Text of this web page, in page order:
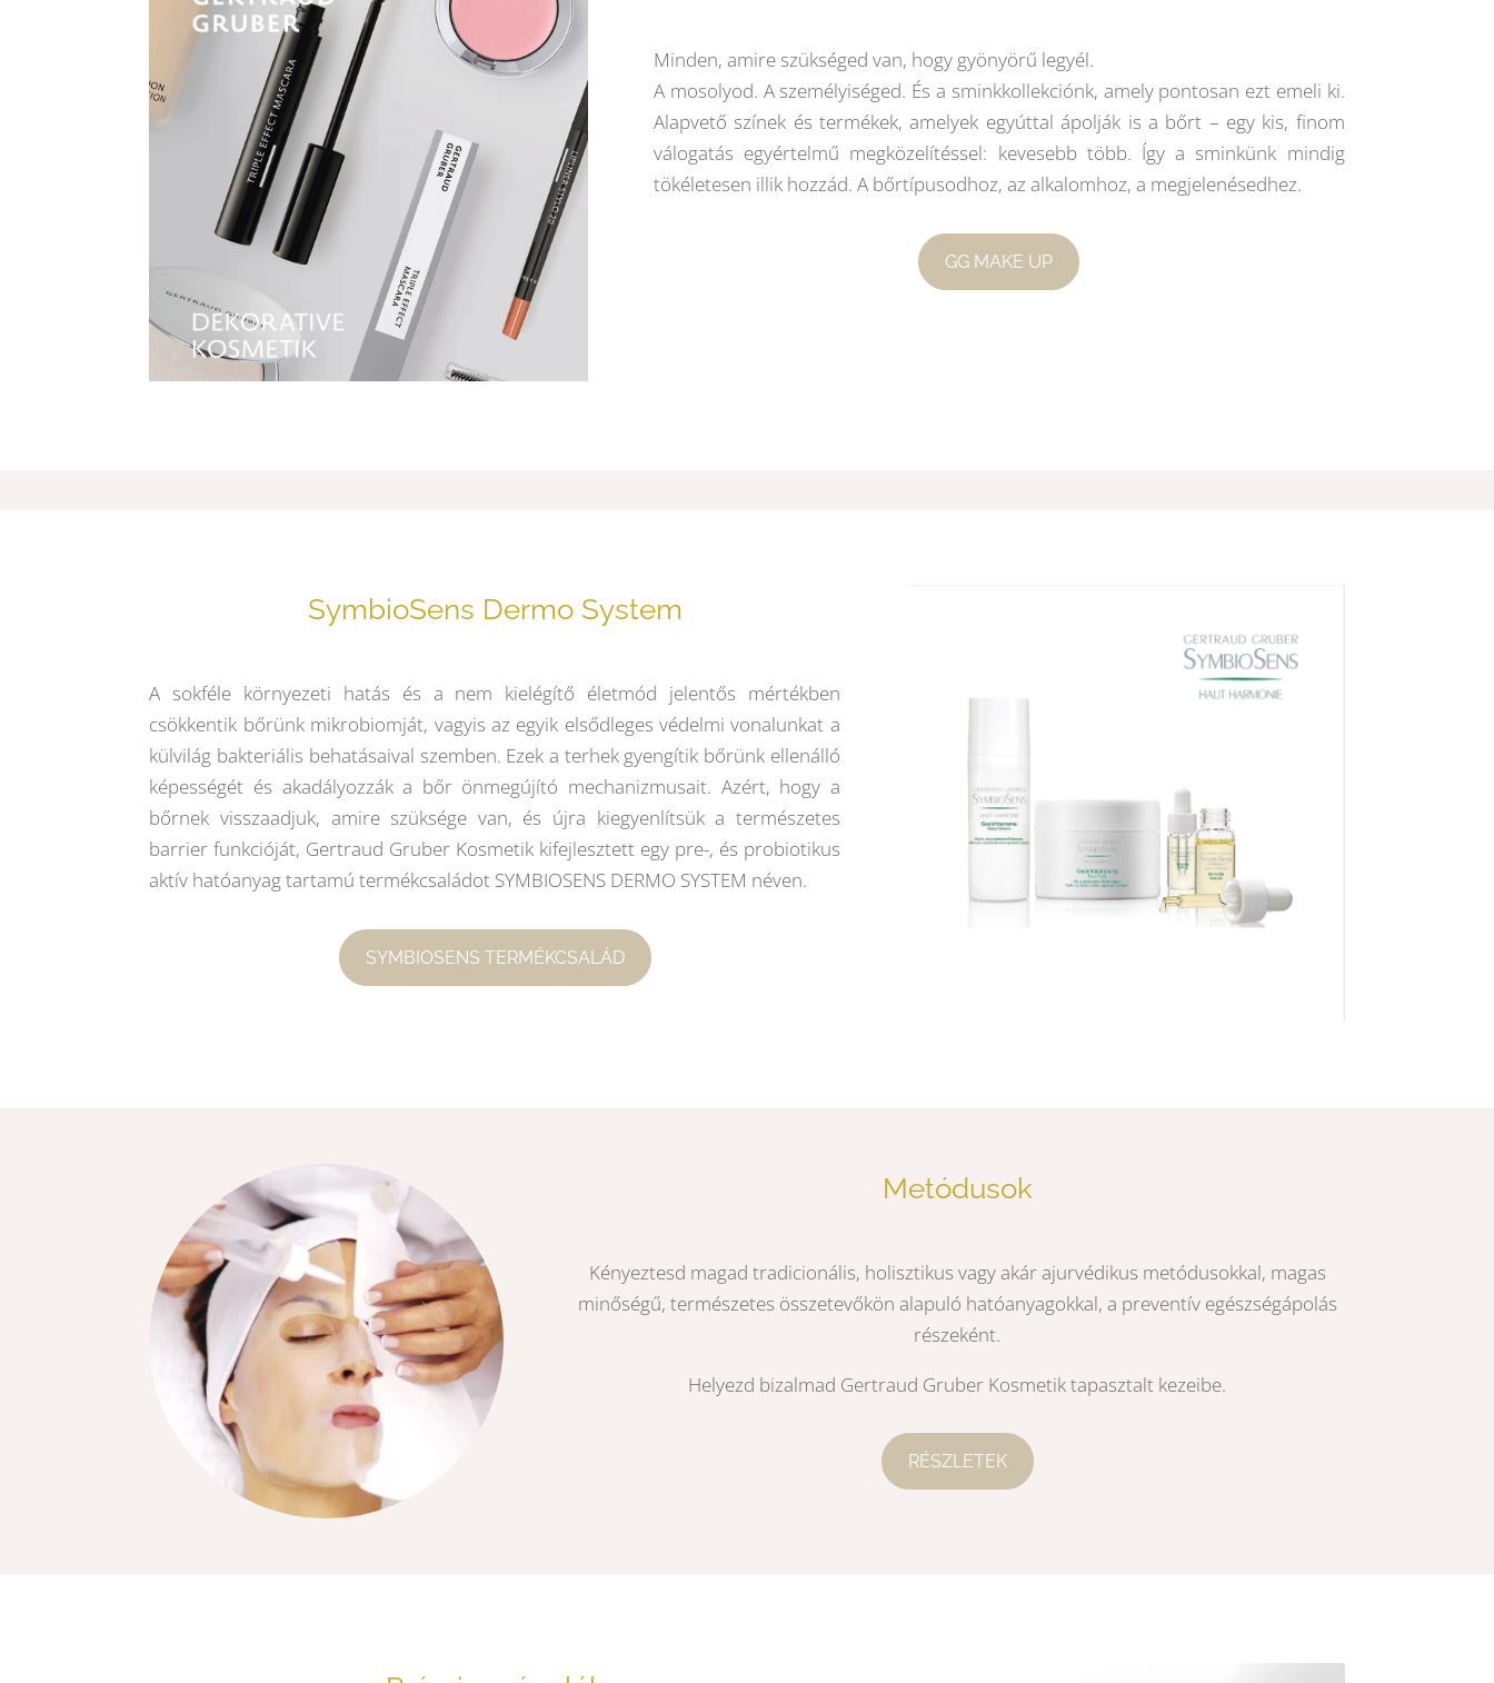
Minden, amire szükséged van, hogy gyönyörű legyél.
A mosolyod. A személyiséged. És a sminkkollekciónk, amely pontosan ezt emeli ki.
Alapvető színek és termékek, amelyek egyúttal ápolják is a bőrt – egy kis, finom
válogatás egyértelmű megközelítéssel: kevesebb több. Így a sminkünk mindig
tökéletesen illik hozzád. A bőrtípusodhoz, az alkalomhoz, a megjelenésedhez.
GG MAKE UP
SymbioSens Dermo System
A sokféle környezeti hatás és a nem kielégítő életmód jelentős mértékben
csökkentik bőrünk mikrobiomját, vagyis az egyik elsődleges védelmi vonalunkat a
külvilág bakteriális behatásaival szemben. Ezek a terhek gyengítik bőrünk ellenálló
képességét és akadályozzák a bőr önmegújító mechanizmusait. Azért, hogy a
bőrnek visszaadjuk, amire szüksége van, és újra kiegyenlítsük a természetes
barrier funkcióját, Gertraud Gruber Kosmetik kifejlesztett egy pre-, és probiotikus
aktív hatóanyag tartamú termékcsaládot SYMBIOSENS DERMO SYSTEM néven.
SYMBIOSENS TERMÉKCSALÁD
Metódusok
Kényeztesd magad tradicionális, holisztikus vagy akár ajurvédikus metódusokkal, magas
minőségű, természetes összetevőkön alapuló hatóanyagokkal, a preventív egészségápolás
részeként.
Helyezd bizalmad Gertraud Gruber Kosmetik tapasztalt kezeibe.
RÉSZLETEK